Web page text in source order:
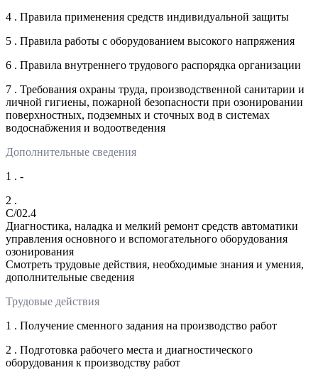
4 . Правила применения средств индивидуальной защиты
5 . Правила работы с оборудованием высокого напряжения
6 . Правила внутреннего трудового распорядка организации
7 . Требования охраны труда, производственной санитарии и
личной гигиены, пожарной безопасности при озонировании
поверхностных, подземных и сточных вод в системах
водоснабжения и водоотведения
Дополнительные сведения
1 . -
2 .
C/02.4
Диагностика, наладка и мелкий ремонт средств автоматики
управления основного и вспомогательного оборудования
озонирования
Смотреть трудовые действия, необходимые знания и умения,
дополнительные сведения
Трудовые действия
1 . Получение сменного задания на производство работ
2 . Подготовка рабочего места и диагностического
оборудования к производству работ